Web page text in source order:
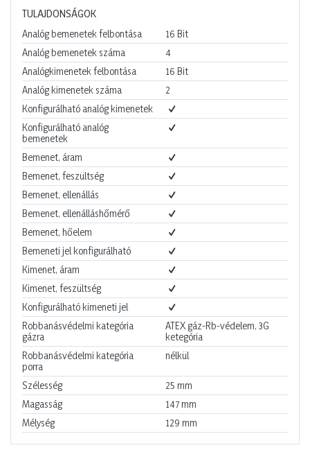
TULAJDONSÁGOK
Analóg bemenetek felbontása
16 Bit
Analóg bemenetek száma
4
Analógkimenetek felbontása
16 Bit
Analóg kimenetek száma
2
Konfigurálható analóg kimenetek
Konfigurálható analóg
bemenetek
Bemenet, áram
Bemenet, feszültség
Bemenet, ellenállás
Bemenet, ellenálláshőmérő
Bemenet, hőelem
Bemeneti jel konfigurálható
Kimenet, áram
Kimenet, feszültség
Konfigurálható kimeneti jel
Robbanásvédelmi kategória
gázra
ATEX gáz-Rb-védelem, 3G
ketegória
Robbanásvédelmi kategória
porra
nélkül
Szélesség 25 mm
Magasság
147 mm
Mélység
129 mm